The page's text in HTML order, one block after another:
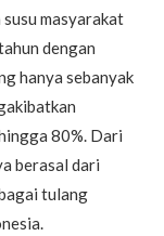
masyarakat
dengan
hanya sebanyak
80%. Dari
berasal dari
tulang